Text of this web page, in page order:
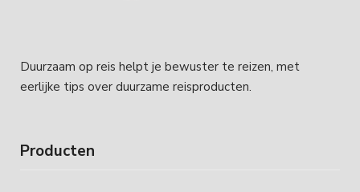
Duurzaam op reis helpt je bewuster te reizen, met
eerlijke tips over duurzame reisproducten.
Producten